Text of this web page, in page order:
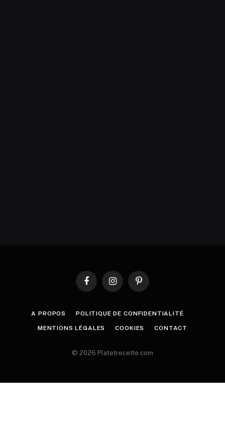
FacebookInstagramPinterest
A PROPOS POLITIQUE DE CONFIDENTIALITÉ
MENTIONS LÉGALES COOKIES CONTACT
© 2026 Platetrecette.com